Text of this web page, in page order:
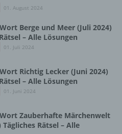
01. August 2024
Berge und Meer (Juli 2024)
– Alle Lösungen
01. Juli 2024
Richtig Lecker (Juni 2024)
– Alle Lösungen
01. Juni 2024
Zauberhafte Märchenwelt
Tägliches Rätsel – Alle
Verarbeitung
Daten mit dem Ziel, ihre
einzuschränken.